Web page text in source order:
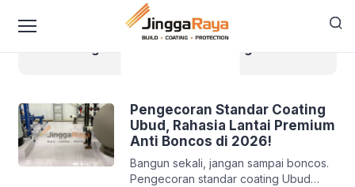
Pengecoran Standar Coating
Ubud, Rahasia Lantai Premium
Anti Boncos di 2026!
Bangun sekali, jangan sampai boncos.
Pengecoran standar coating Ubud